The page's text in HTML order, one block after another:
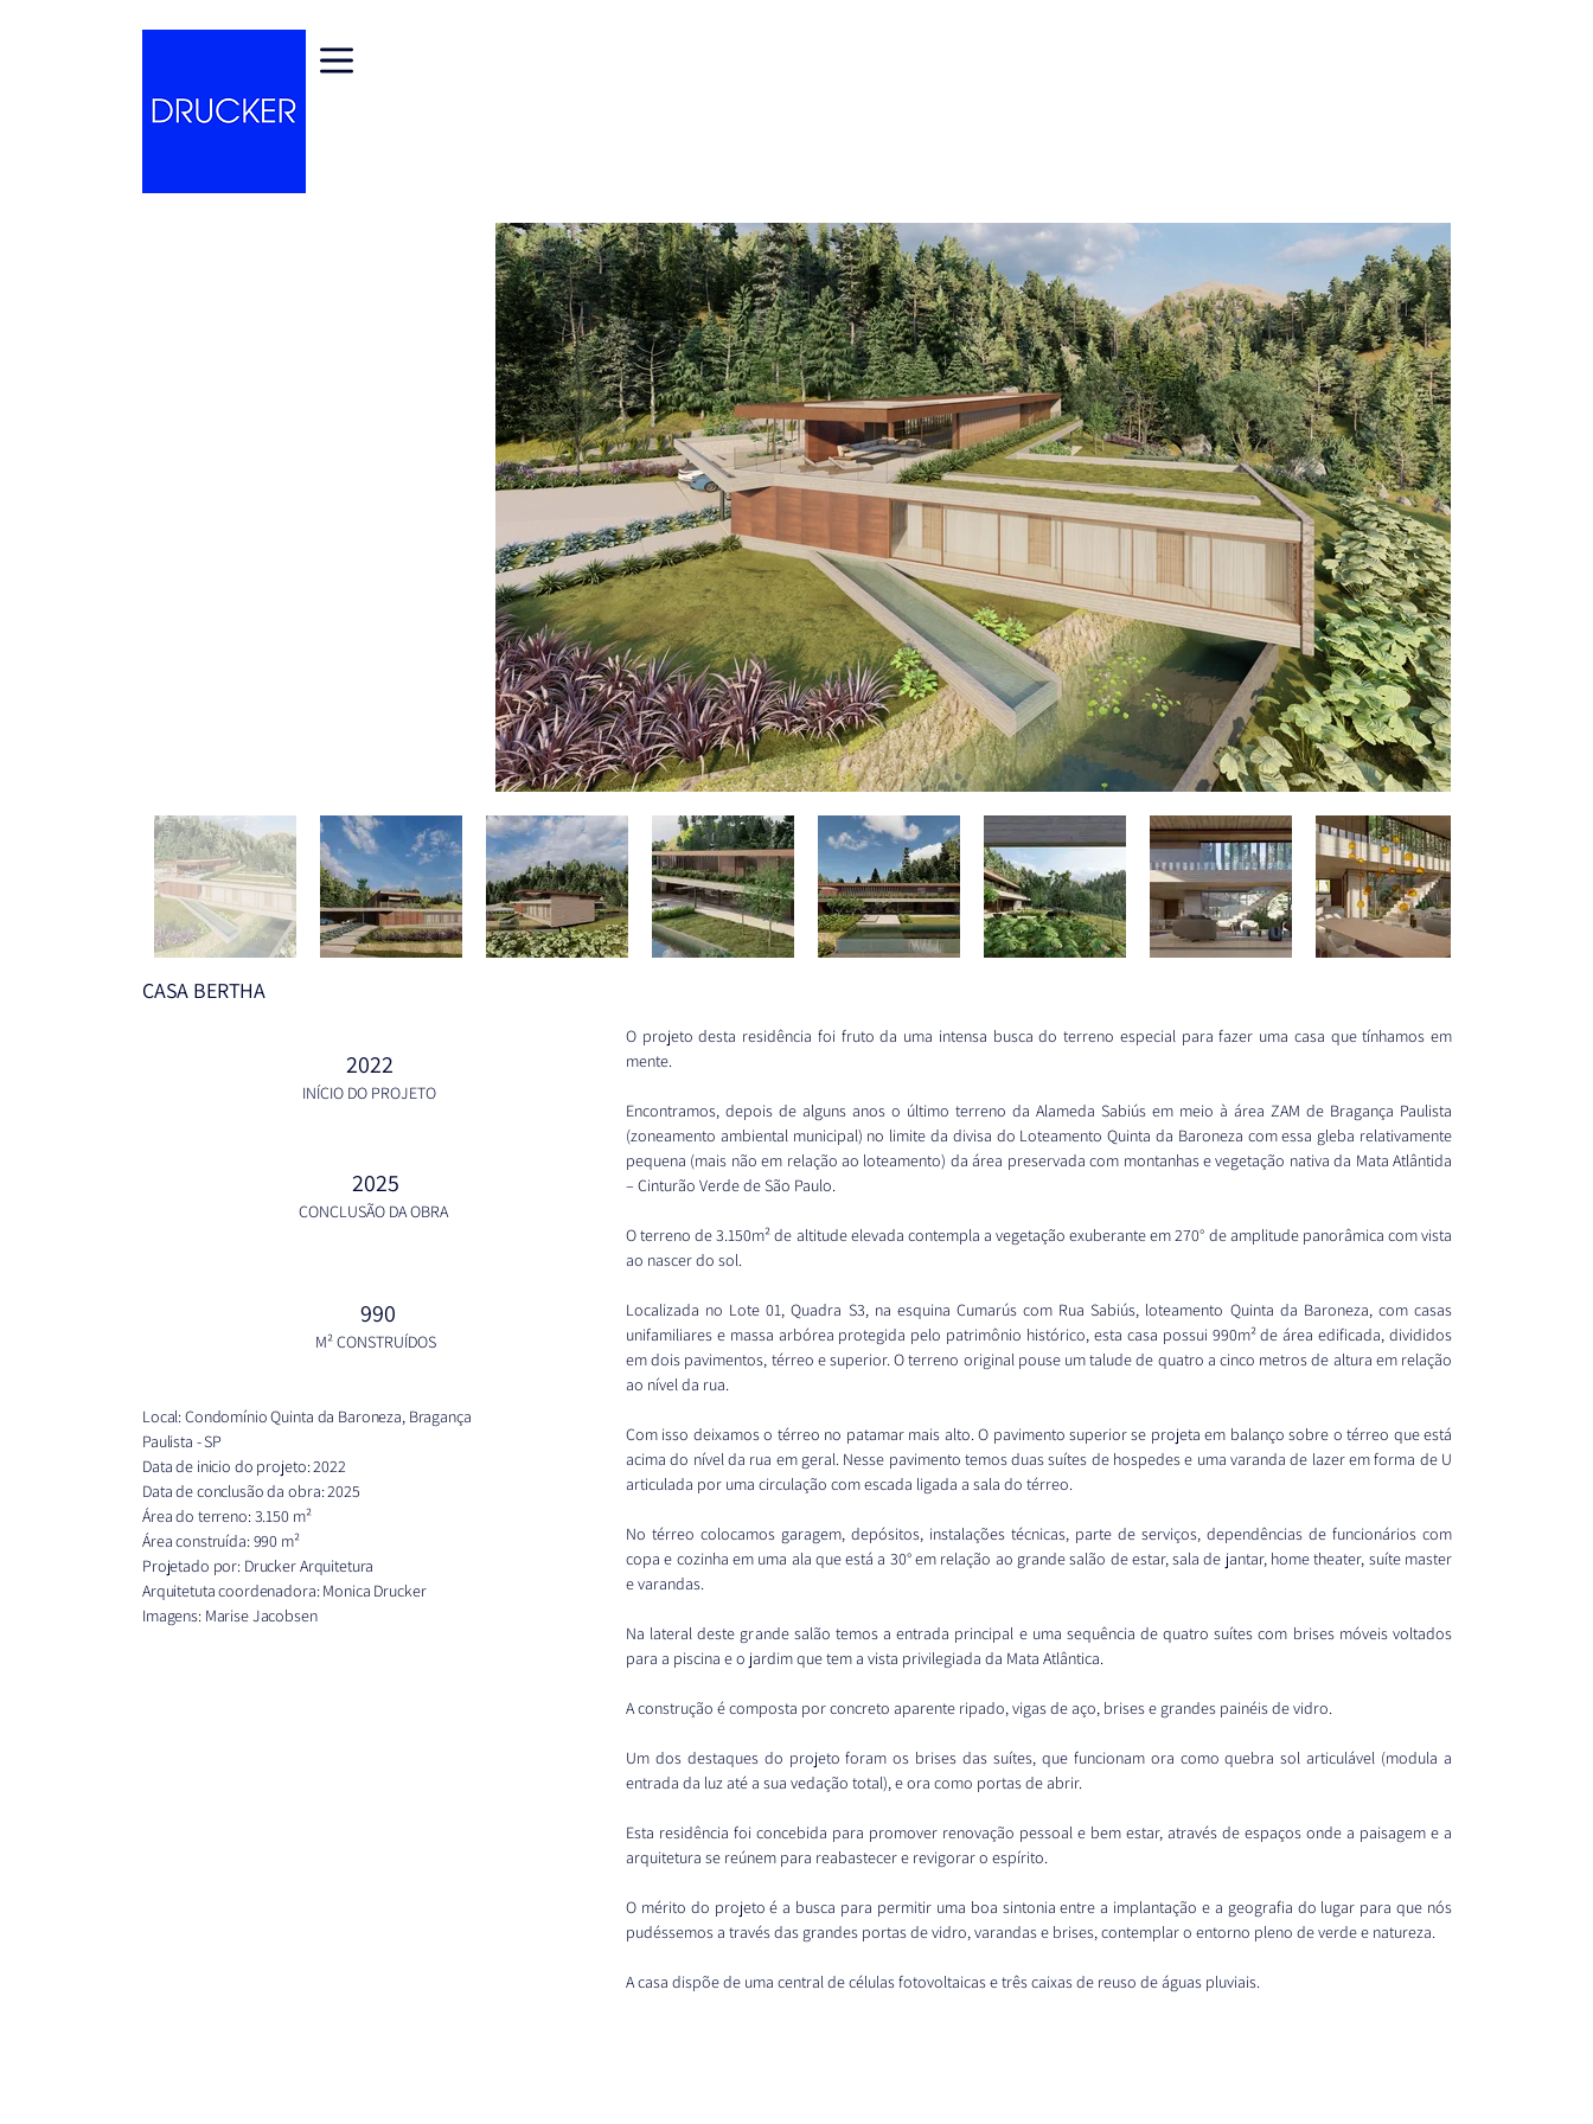
CASA BERTHA
INÍCIO DO PROJETO
2022
2025
CONCLUSÃO DA OBRA
990
M² CONSTRUÍDOS
Local: Condomínio Quinta da Baroneza, Bragança
Paulista - SP
Data de inicio do projeto: 2022
Data de conclusão da obra: 2025
Área do terreno: 3.150 m²
Área construída: 990 m²
Projetado por: Drucker Arquitetura
Arquitetuta coordenadora: Monica Drucker
Imagens: Marise Jacobsen
O projeto desta residência foi fruto da uma intensa busca do terreno especial para fazer uma casa que tínhamos em
mente.
Encontramos, depois de alguns anos o último terreno da Alameda Sabiús em meio à área ZAM de Bragança Paulista
(zoneamento ambiental municipal) no limite da divisa do Loteamento Quinta da Baroneza com essa gleba relativamente
pequena (mais não em relação ao loteamento) da área preservada com montanhas e vegetação nativa da Mata Atlântida
– Cinturão Verde de São Paulo.
O terreno de 3.150m² de altitude elevada contempla a vegetação exuberante em 270° de amplitude panorâmica com vista
ao nascer do sol.
Localizada no Lote 01, Quadra S3, na esquina Cumarús com Rua Sabiús, loteamento Quinta da Baroneza, com casas
unifamiliares e massa arbórea protegida pelo patrimônio histórico, esta casa possui 990m² de área edificada, divididos
em dois pavimentos, térreo e superior. O terreno original pouse um talude de quatro a cinco metros de altura em relação
ao nível da rua.
Com isso deixamos o térreo no patamar mais alto. O pavimento superior se projeta em balanço sobre o térreo que está
acima do nível da rua em geral. Nesse pavimento temos duas suítes de hospedes e uma varanda de lazer em forma de U
articulada por uma circulação com escada ligada a sala do térreo.
No térreo colocamos garagem, depósitos, instalações técnicas, parte de serviços, dependências de funcionários com
copa e cozinha em uma ala que está a 30° em relação ao grande salão de estar, sala de jantar, home theater, suíte master
e varandas.
Na lateral deste grande salão temos a entrada principal e uma sequência de quatro suítes com brises móveis voltados
para a piscina e o jardim que tem a vista privilegiada da Mata Atlântica.
A construção é composta por concreto aparente ripado, vigas de aço, brises e grandes painéis de vidro.
Um dos destaques do projeto foram os brises das suítes, que funcionam ora como quebra sol articulável (modula a
entrada da luz até a sua vedação total), e ora como portas de abrir.
Esta residência foi concebida para promover renovação pessoal e bem estar, através de espaços onde a paisagem e a
arquitetura se reúnem para reabastecer e revigorar o espírito.
O mérito do projeto é a busca para permitir uma boa sintonia entre a implantação e a geografia do lugar para que nós
pudéssemos a través das grandes portas de vidro, varandas e brises, contemplar o entorno pleno de verde e natureza.
A casa dispõe de uma central de células fotovoltaicas e três caixas de reuso de águas pluviais.